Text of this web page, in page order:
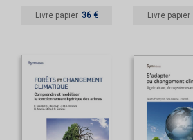
Livre papier 36 € Livre papier